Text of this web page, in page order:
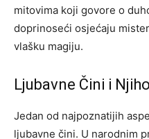
mitovima koji govore o
doprinoseći osjećaju
vlašku magiju.
Ljubavne Čini i
Jedan od najpoznatijih
ljubavne čini. U narodnim